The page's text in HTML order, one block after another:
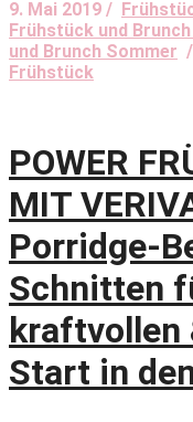
9. Mai 2019 /
Frühstück und
und Brunch Sommer /
Frühstück
POWER
MIT
Porridge-
Schnitten
kraftvollen
Start in